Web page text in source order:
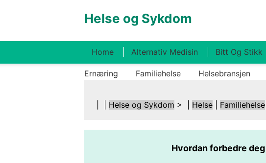
Helse og Sykdom
Home Alternativ Medisin Bitt Og Stikk
Ernæring Familiehelse Helsebransjen
Helse og Sykdom > | Helse Familiehelse
Hvordan forbedre